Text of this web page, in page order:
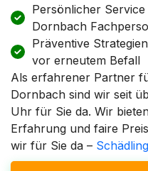
Persönlicher
Dornbach
Präventive
vor erneutem Befall
Als erfahrener Partner
Dornbach sind wir seit
Uhr für Sie da. Wir
Erfahrung und faire
wir für Sie da –